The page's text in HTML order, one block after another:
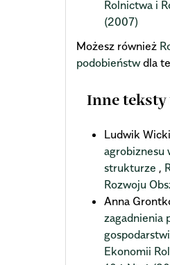
Rolnictwa i
(2007)
Możesz również
podobieństwdla
Inne teksty
Ludwik
agrobiznesu
strukturze,
Rozwoju
Anna
zagadnienia
Ekonomii